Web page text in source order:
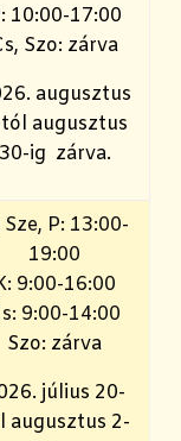
10:00-17:00
Szo: zárva
augusztus
augusztus
30-ig zárva.
Sze, P: 13:00-
19:00
9:00-16:00
9:00-14:00
Szo: zárva
július 20-
augusztus 2-